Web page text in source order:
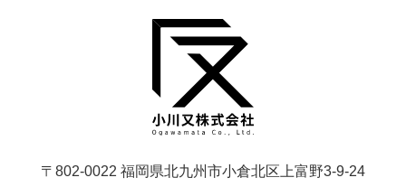
〒802-0022 福岡県北九州市小倉北区上富野3-9-24